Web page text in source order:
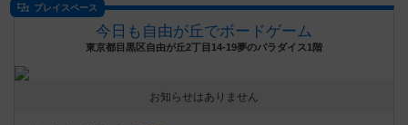
プレイスペース
今日も自由が丘でボードゲーム
東京都目黒区自由が丘2丁目14-19夢のパラダイス1階
お知らせはありません